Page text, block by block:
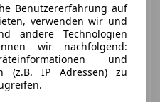
170 kW (231 PS)
Benutzererfahrung auf
verwenden wir und
andere Technologien
wir nachfolgend:
und
(z.B. IP Adressen) zu